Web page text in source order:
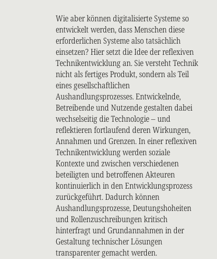
Wie aber können digitalisierte Systeme so
entwickelt werden, dass Menschen diese
erforderlichen Systeme also tatsächlich
einsetzen? Hier setzt die Idee der reflexiven
Technikentwicklung an. Sie versteht Technik
nicht als fertiges Produkt, sondern als Teil
eines gesellschaftlichen
Aushandlungsprozesses. Entwickelnde,
Betreibende und Nutzende gestalten dabei
wechselseitig die Technologie – und
reflektieren fortlaufend deren Wirkungen,
Annahmen und Grenzen. In einer reflexiven
Technikentwicklung werden soziale
Kontexte und zwischen verschiedenen
beteiligten und betroffenen Akteuren
kontinuierlich in den Entwicklungsprozess
zurückgeführt. Dadurch können
Aushandlungsprozesse, Deutungshoheiten
und Rollenzuschreibungen kritisch
hinterfragt und Grundannahmen in der
Gestaltung technischer Lösungen
transparenter gemacht werden.